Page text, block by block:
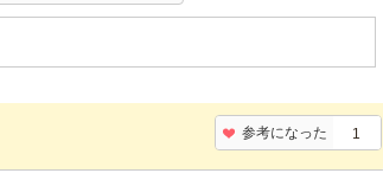
参考になった 1